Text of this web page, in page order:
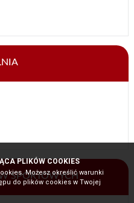
PLIKÓW COOKIES
Możesz określić warunki
do plików cookies w Twojej
SPORTOWYCH